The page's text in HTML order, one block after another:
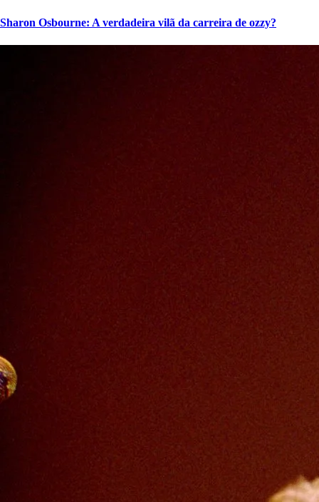
Sharon Osbourne: A verdadeira vilã da carreira de ozzy?